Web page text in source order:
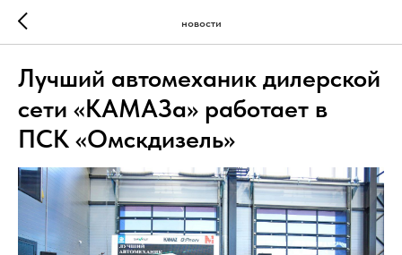
новости
Лучший автомеханик дилерской
сети «КАМАЗа» работает в
ПСК «Омскдизель»